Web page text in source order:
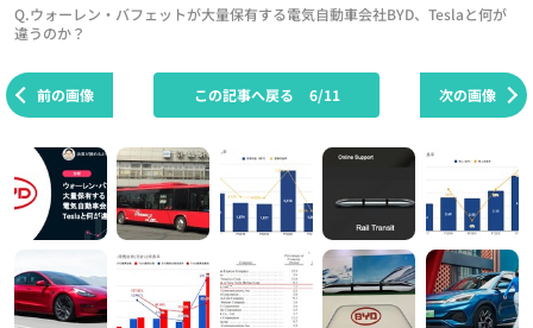
Q.ウォーレン・バフェットが大量保有する電気自動車会社BYD、Teslaと何が
違うのか？
前の画像 次の画像
この記事へ戻る 6/11